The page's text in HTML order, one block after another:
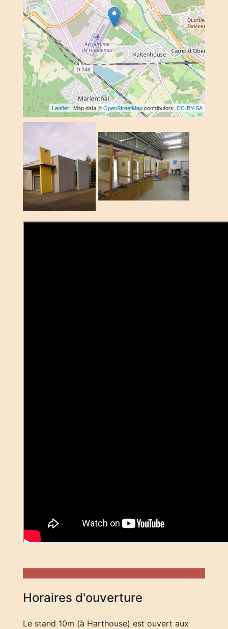
Leaflet | Map data ©OpenStreetMapcontributors,CC-BY-SA
Horaires d'ouverture
Le stand 10m (à Harthouse) est ouvert aux